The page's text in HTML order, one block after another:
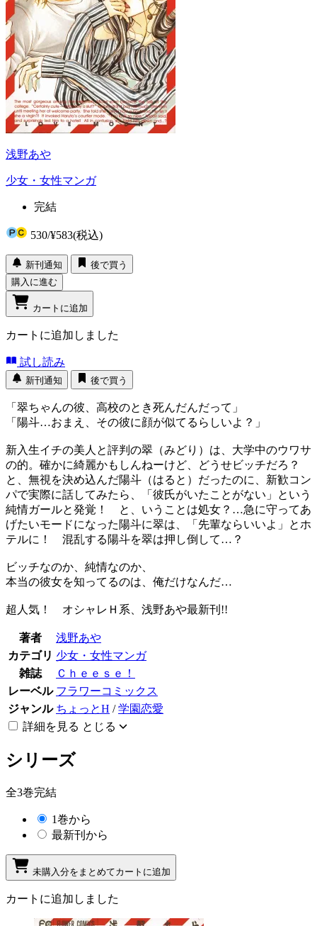
浅野あや
少女・女性マンガ
完結
530/¥583(税込)
新刊通知
後で買う
購入に進む
カートに追加
カートに追加しました
試し読み
新刊通知 後で買う
「翠ちゃんの彼、高校のとき死んだんだって」
「陽斗…おまえ、その彼に顔が似てるらしいよ？」
新入生イチの美人と評判の翠（みどり）は、大学中のウワサ
の的。確かに綺麗かもしんねーけど、どうせビッチだろ？
と、無視を決め込んだ陽斗（はると）だったのに、新歓コン
パで実際に話してみたら、「彼氏がいたことがない」という
純情ガールと発覚！ と、いうことは処女？…急に守ってあ
げたいモードになった陽斗に翠は、「先輩ならいいよ」とホ
テルに！ 混乱する陽斗を翠は押し倒して…？
ビッチなのか、純情なのか、
本当の彼女を知ってるのは、俺だけなんだ…
超人気！ オシャレＨ系、浅野あや最新刊!!
著者
浅野あや
カテゴリ 少女・女性マンガ
雑誌
Ｃｈｅｅｓｅ！
レーベル フラワーコミックス
ジャンル ちょっとH /学園恋愛
詳細を見る とじる
シリーズ
全3巻完結
1巻から
最新刊から
未購入分をまとめてカートに追加
カートに追加しました